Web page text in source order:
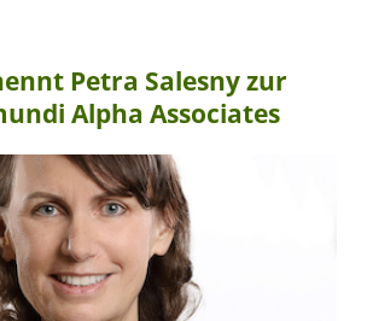
Petra Salesny zur
Alpha Associates